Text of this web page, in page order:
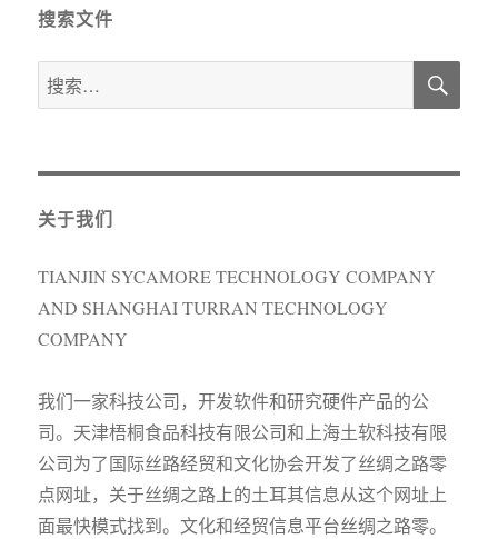
搜索文件
搜
索：
搜
关于我们
TIANJIN SYCAMORE TECHNOLOGY COMPANY
AND SHANGHAI TURRAN TECHNOLOGY
COMPANY
我们一家科技公司，开发软件和研究硬件产品的公
司。天津梧桐食品科技有限公司和上海土软科技有限
公司为了国际丝路经贸和文化协会开发了丝绸之路零
点网址，关于丝绸之路上的土耳其信息从这个网址上
面最快模式找到。文化和经贸信息平台丝绸之路零。